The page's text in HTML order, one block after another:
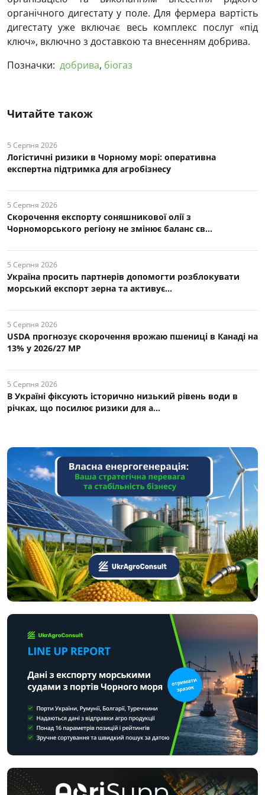
органічного дигестату у поле. Для фермера вартість
дигестату уже включає весь комплекс послуг «під
ключ», включно з доставкою та внесенням добрива.
Позначки: добрива, біогаз
Читайте також
5 Серпня 2026
Логістичні ризики в Чорному морі: оперативна
експертна підтримка для агробізнесу
5 Серпня 2026
Скорочення експорту соняшникової олії з
Чорноморського регіону не змінює баланс св...
5 Серпня 2026
Україна просить партнерів допомогти розблокувати
морський експорт зерна та активує...
5 Серпня 2026
USDA прогнозує скорочення врожаю пшениці в Канаді на
13% у 2026/27 МР
5 Серпня 2026
В Україні фіксують історично низький рівень води в
річках, що посилює ризики для а...